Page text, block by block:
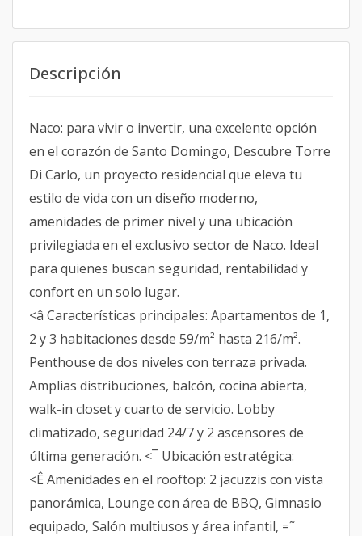
Descripción
Naco: para vivir o invertir, una excelente opción
en el corazón de Santo Domingo, Descubre Torre
Di Carlo, un proyecto residencial que eleva tu
estilo de vida con un diseño moderno,
amenidades de primer nivel y una ubicación
privilegiada en el exclusivo sector de Naco. Ideal
para quienes buscan seguridad, rentabilidad y
confort en un solo lugar.
<â Características principales: Apartamentos de 1,
2 y 3 habitaciones desde 59/m² hasta 216/m².
Penthouse de dos niveles con terraza privada.
Amplias distribuciones, balcón, cocina abierta,
walk-in closet y cuarto de servicio. Lobby
climatizado, seguridad 24/7 y 2 ascensores de
última generación. <¯ Ubicación estratégica:
<Ê Amenidades en el rooftop: 2 jacuzzis con vista
panorámica, Lounge con área de BBQ, Gimnasio
equipado, Salón multiusos y área infantil, =˜